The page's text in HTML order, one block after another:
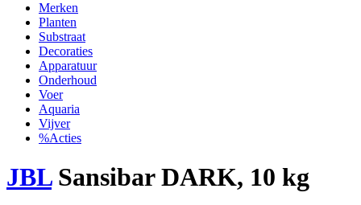
Merken
Planten
Substraat
Decoraties
Apparatuur
Onderhoud
Voer
Aquaria
Vijver
%Acties
JBLSansibar DARK, 10 kg